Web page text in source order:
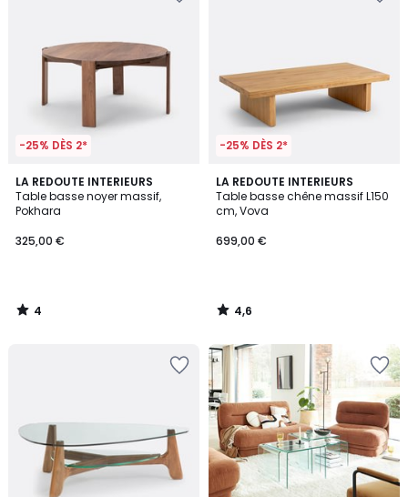
-25% DÈS 2*
LA REDOUTE INTERIEURS
Table basse noyer massif,
Pokhara
325,00 €
4
/
5
4
/
-25% DÈS 2*
LA REDOUTE INTERIEURS
Table basse chêne massif L150
cm, Vova
699,00 €
4,6
/ 5
4,6
/